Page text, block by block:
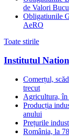
de Valori
Obligatiunile
AeRO
Toate stirile
Institutul
Comerțul,
trecut
Agricultura, în
Producția
anului
Prețurile
România, la